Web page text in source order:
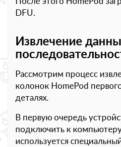
DFU.
Извлечение
Рассмотрим процесс
колонок HomePod
деталях.
В первую очередь
подключить к
используется